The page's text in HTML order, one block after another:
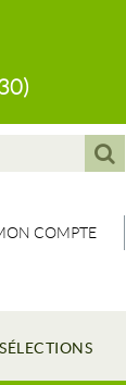
COMPTE